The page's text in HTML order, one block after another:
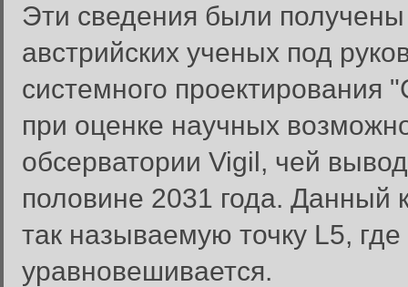
Эти сведения были получены
австрийских ученых под
системного проектирования
при оценке научных
обсерватории Vigil, чей
половине 2031 года. Данный
так называемую точку L5,
уравновешивается.